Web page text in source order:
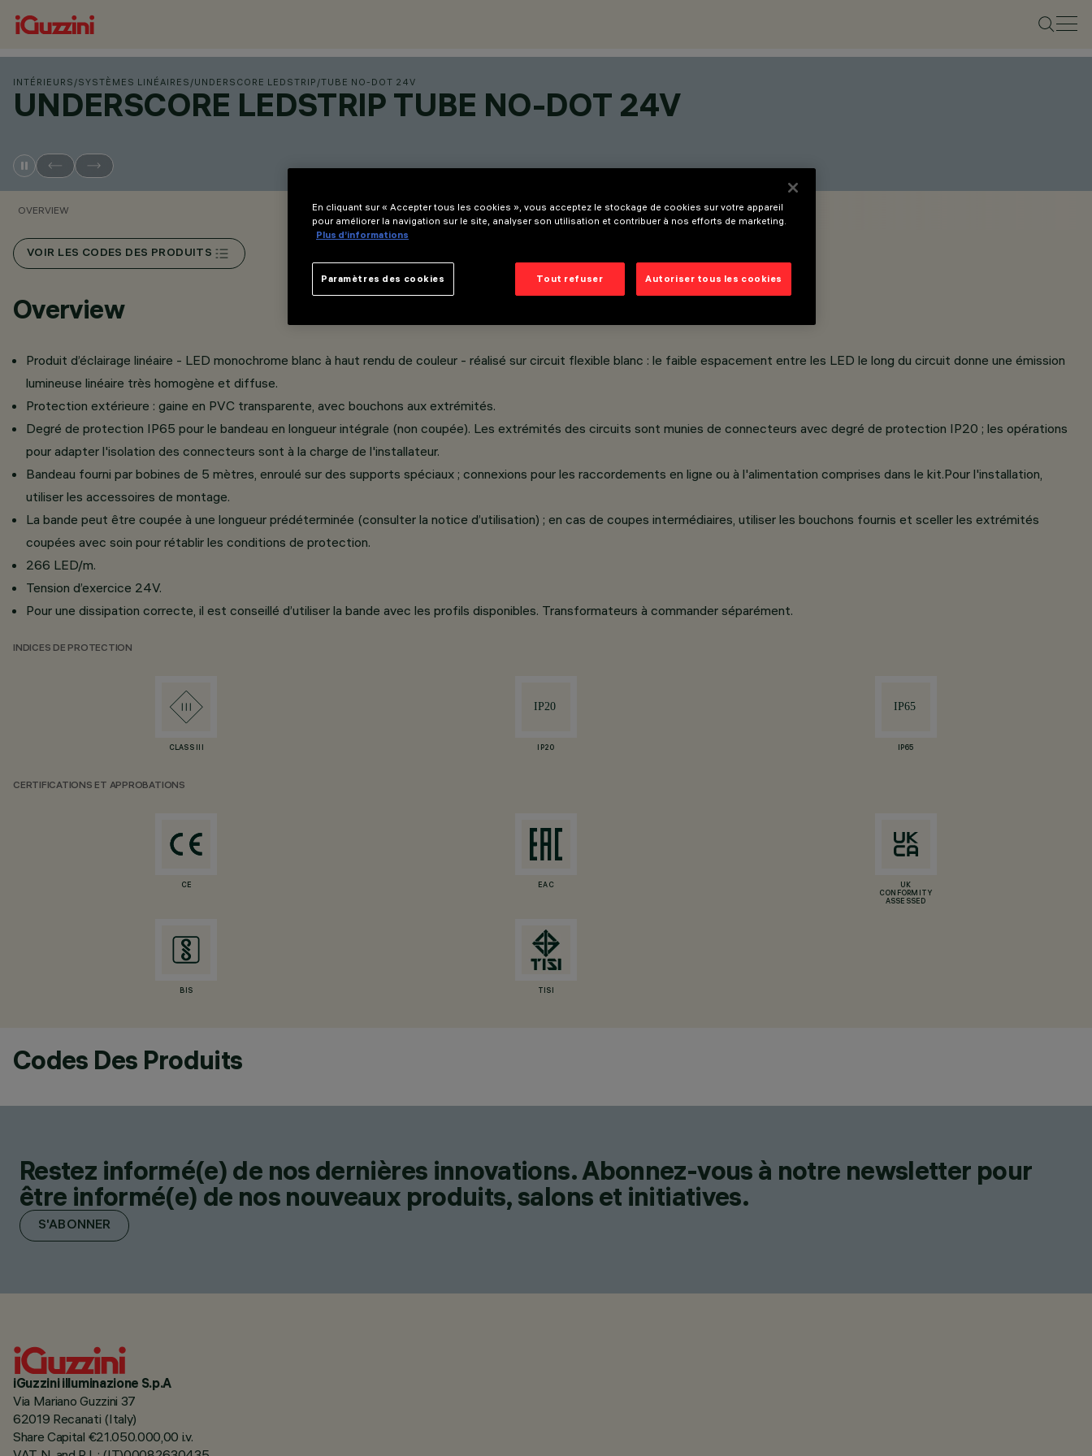
INTÉRIEURS /SYSTÈMES LINÉAIRES /UNDERSCORE LEDSTRIP /TUBE NO-DOT 24V
UNDERSCORE LEDSTRIP TUBE NO-DOT 24V
OVERVIEW
VOIR LES CODES DES PRODUITS
Overview
Produit d’éclairage linéaire - LED monochrome blanc à haut rendu de couleur - réalisé sur circuit flexible blanc : le faible espacement entre les LED le long du circuit donne une émission
lumineuse linéaire très homogène et diffuse.
Protection extérieure : gaine en PVC transparente, avec bouchons aux extrémités.
Degré de protection IP65 pour le bandeau en longueur intégrale (non coupée). Les extrémités des circuits sont munies de connecteurs avec degré de protection IP20 ; les opérations
pour adapter l'isolation des connecteurs sont à la charge de l'installateur.
Bandeau fourni par bobines de 5 mètres, enroulé sur des supports spéciaux ; connexions pour les raccordements en ligne ou à l'alimentation comprises dans le kit.Pour l'installation,
utiliser les accessoires de montage.
La bande peut être coupée à une longueur prédéterminée (consulter la notice d’utilisation) ; en cas de coupes intermédiaires, utiliser les bouchons fournis et sceller les extrémités
coupées avec soin pour rétablir les conditions de protection.
266 LED/m.
Tension d’exercice 24V.
Pour une dissipation correcte, il est conseillé d’utiliser la bande avec les profils disponibles. Transformateurs à commander séparément.
INDICES DE PROTECTION
CLASS III IP20 IP65
CERTIFICATIONS ET APPROBATIONS
CE EAC
UK
CONFORMITY
ASSESSED
BIS TISI
Codes Des Produits
Restez informé(e) de nos dernières innovations. Abonnez-vous à notre newsletter pour
être informé(e) de nos nouveaux produits, salons et initiatives.
S'ABONNER
iGuzzini illuminazione S.p.A
Via Mariano Guzzini 37
62019 Recanati (Italy)
Share Capital €21.050.000,00 i.v.
En cliquant sur « Accepter tous les cookies », vous acceptez le stockage de cookies sur votre appareil
pour améliorer la navigation sur le site, analyser son utilisation et contribuer à nos efforts de marketing.
Plus d’informations
Tout refuser Autoriser tous les cookies
Paramètres des cookies